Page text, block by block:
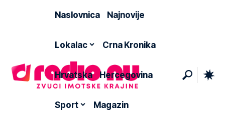
Naslovnica Najnovije
Lokalac Crna Kronika
Hrvatska Hercegovina
Sport Magazin